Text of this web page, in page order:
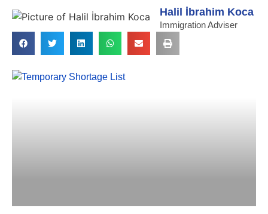
Halil İbrahim Koca
Immigration Adviser